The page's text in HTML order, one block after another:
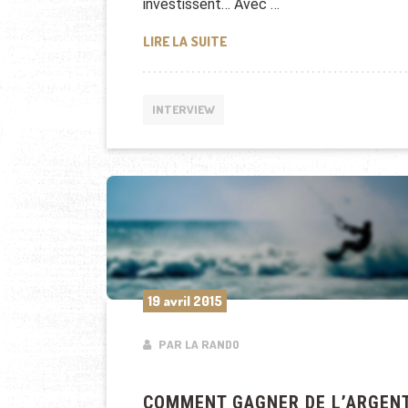
investissent… Avec …
LIRE LA SUITEINTERVIEW DE CHAIMAA
INTERVIEW
19 avril 2015
PAR LA RANDO
COMMENT GAGNER DE